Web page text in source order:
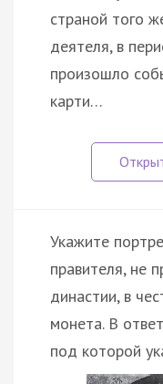
страной того
деятеля, в
произошло
карти…
Укажите
правителя, не
династии, в
монета. В
под которой